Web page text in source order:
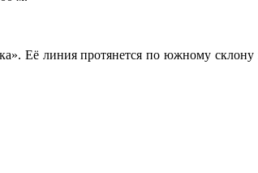
Её линия протянется по южному